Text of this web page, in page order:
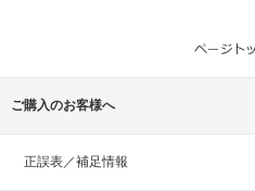
ご購入のお客様へ
正誤表／補足情報